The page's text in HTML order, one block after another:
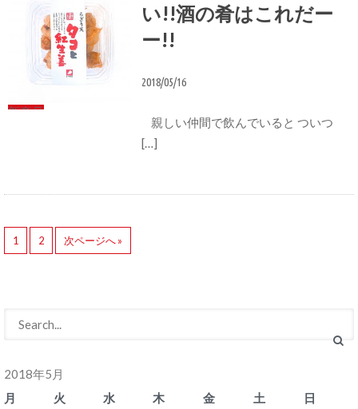
新商品
い!!酒の肴はこれだー
ー!!
2018/05/16
親しい仲間で飲んでいると ついつ
[…]
1 2 次ページへ »
2018年5月
月
火 水 木 金 土
日